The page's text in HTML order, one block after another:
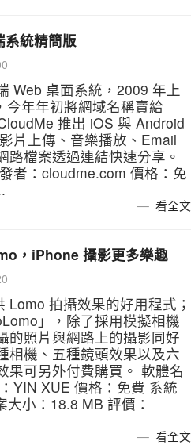
統精簡版
Web 桌面系統，2009 年上
年年初將網域名稱賣給
推出 iOS 與 Android
片上傳、音樂播放、Email
路檔案透過連結快速分享。
者：cloudme.com 價格：免
看全文
，iPhone 攝影更多樂趣
拍攝效果的好用程式；
」，除了採用模擬相機
的照片與網路上的攝影同好
相機、五種鏡頭效果以及六
果可另外付費購買。 軟體名
YIN XUE 價格：免費 系統
小：18.8 MB 評價：
看全文